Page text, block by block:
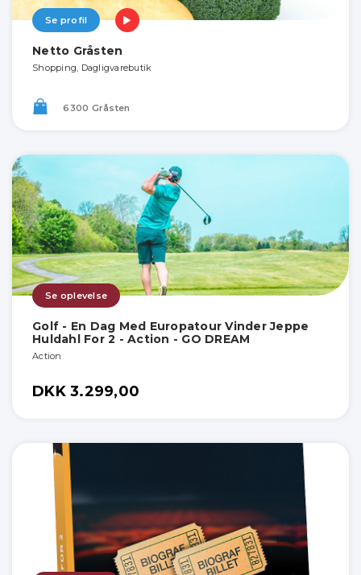
Se profil
Netto Gråsten
Shopping, Dagligvarebutik
6300 Gråsten
Se oplevelse
Golf - En Dag Med Europatour Vinder Jeppe
Huldahl For 2 - Action - GO DREAM
Action
DKK 3.299,00